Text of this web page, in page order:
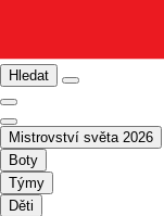
Hledat
Mistrovství světa 2026
Boty
Týmy
Děti